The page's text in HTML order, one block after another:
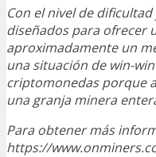
Con el nivel de
diseñados para ofrecer
aproximadamente un
una situación de win-
criptomonedas porque
una granja minera
Para obtener más
https://